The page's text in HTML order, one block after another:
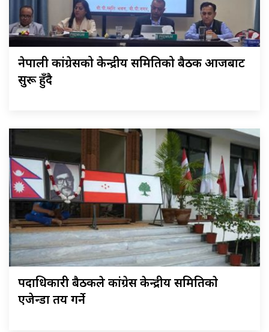
नेपाली कांग्रेसको केन्द्रीय समितिको बैठक आजबाट
सुरू हुँदै
पदाधिकारी बैठकले कांग्रेस केन्द्रीय समितिकाे
एजेन्डा तय गर्ने